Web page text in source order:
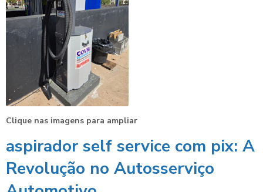
Clique nas imagens para ampliar
aspirador self service com pix: A
Revolução no Autosserviço